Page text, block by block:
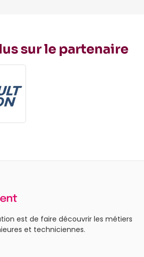
sur le partenaire
est de faire découvrir les métiers
et techniciennes.